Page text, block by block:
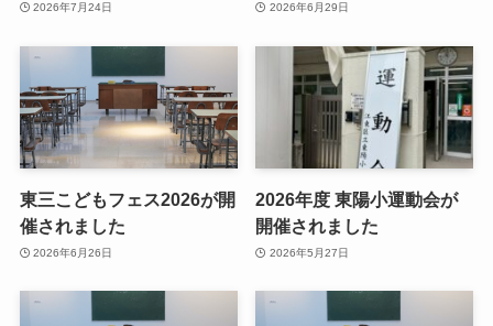
2026年7月24日 2026年6月29日
東三こどもフェス2026が開
催されました
2026年6月26日
2026年度 東陽小運動会が
開催されました
2026年5月27日